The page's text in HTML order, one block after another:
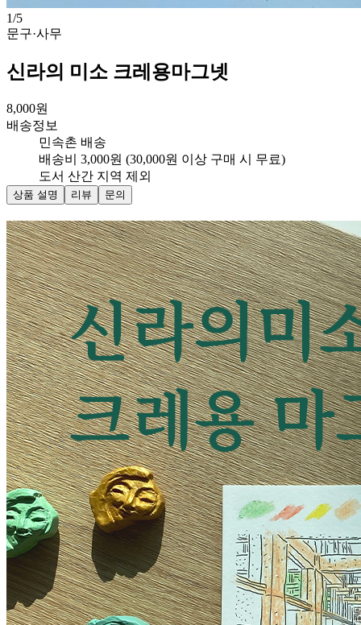
1/5
문구·사무
신라의 미소 크레용마그넷
8,000원
배송정보
민속촌 배송
배송비 3,000원 (30,000원 이상 구매 시 무료)
도서 산간 지역 제외
상품 설명 리뷰 문의